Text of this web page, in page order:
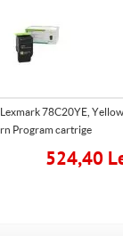
78C20YE,
Program cartrige
524,40